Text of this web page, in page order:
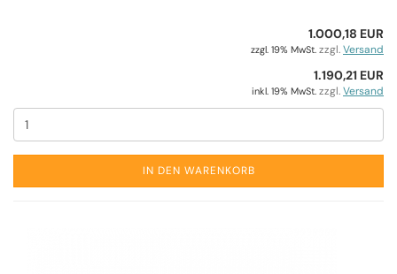
1.000,18 EUR
zzgl. 19% MwSt. zzgl.Versand
1.190,21 EUR
inkl. 19% MwSt. zzgl.Versand
IN DEN WARENKORB